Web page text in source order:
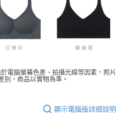
電腦螢幕色差、拍攝光線等因素，照片
別，商品以實物為準。
顯示電腦版詳細說明